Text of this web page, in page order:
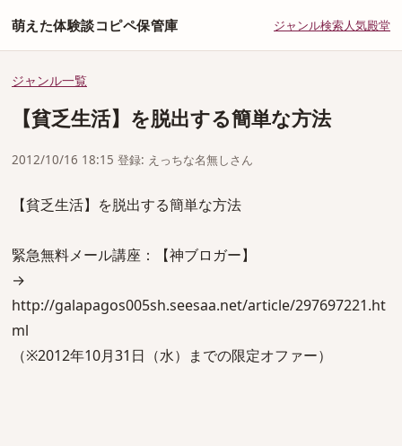
萌えた体験談コピペ保管庫 ジャンル検索人気殿堂
ジャンル一覧
【貧乏生活】を脱出する簡単な方法
2012/10/16 18:15 登録: えっちな名無しさん
【貧乏生活】を脱出する簡単な方法
緊急無料メール講座：【神ブロガー】
→
http://galapagos005sh.seesaa.net/article/297697221.ht
ml
（※2012年10月31日（水）までの限定オファー）